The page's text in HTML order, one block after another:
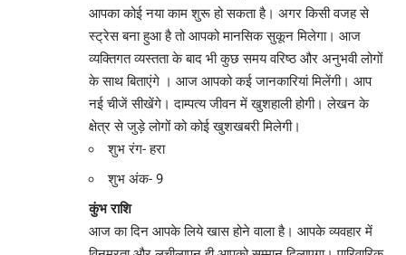
आपका कोई नया काम शुरू हो सकता है। अगर किसी वजह से
स्ट्रेस बना हुआ है तो आपको मानसिक सुकून मिलेगा। आज
व्यक्तिगत व्यस्तता के बाद भी कुछ समय वरिष्ठ और अनुभवी लोगों
के साथ बिताएंगे । आज आपको कई जानकारियां मिलेंगी। आप
नई चीजें सीखेंगे। दाम्पत्य जीवन में खुशहाली होगी। लेखन के
क्षेत्र से जुड़े लोगों को कोई खुशखबरी मिलेगी।
शुभ रंग- हरा
शुभ अंक- 9
कुंभ राशि
आज का दिन आपके लिये खास होने वाला है। आपके व्यवहार में